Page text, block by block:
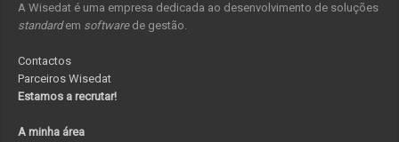
A Wisedat é uma empresa dedicada ao desenvolvimento de soluções
standardem softwarede gestão.
Contactos
Parceiros Wisedat
Estamos a recrutar!
A minha área